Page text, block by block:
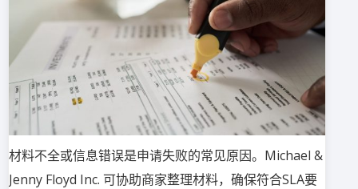
材料不全或信息错误是申请失败的常见原因。Michael &
Jenny Floyd Inc. 可协助商家整理材料，确保符合SLA要